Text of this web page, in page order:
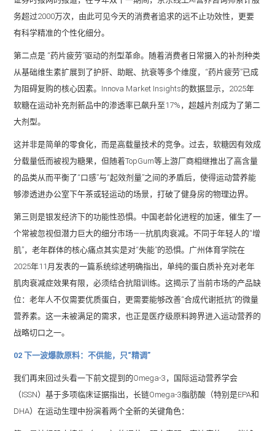
务超过2000万次，由此可见今天的消费者追求的远不止功效性，更要
有科学精准的个性化细分。
第二点是 “药片疲劳”驱动的剂型革命。随着消费者日常摄入的补剂种类
从基础维生素扩展到了护肝、助眠、抗衰等多个维度，“药片疲劳”已成
为阻碍复购的核心因素。Innova Market Insights的数据显示，2025年
软糖在运动补充剂新品中的渗透率已飙升至17%，超越片剂成为了第二
大剂型。
这并非是简单的零食化，而是高载量技术的竞争。过去，软糖因有效成
分载量低而被视为糖果，但随着TopGum等上游厂商相继推出了高含量
的品类从而平衡了“口感”与“起效剂量”之间的矛盾后，使得运动营养能
够渗透进办公室下午茶或轻运动的场景，打破了健身房的物理边界。
第三则是银发经济下的功能性恐惧。中国老龄化进程的加速，催生了一
个常被忽视但潜力巨大的细分市场——抗肌肉衰减。不同于年轻人的“增
肌”，老年群体的核心痛点其实是对“失能”的恐惧。广州体育学院在
2025年11月发表的一篇系统综述明确指出，单纯的蛋白质补充对老年
肌肉衰减症效果有限，必须结合抗阻训练。这揭示了当前市场的产品缺
位：老年人不仅需要优质蛋白，更需要能够改善“合成代谢抵抗”的微量
营养素。这一未被满足的需求，也正是医疗级原料跨界进入运动营养的
战略切口之一。
02 下一波爆款原料：不供能，只“精调”
我们再来回过头看一下前文提到的Omega-3，国际运动营养学会
（ISSN）基于多项临床证据指出，长链Omega-3脂肪酸（特别是EPA和
DHA）在运动生理中扮演着两个全新的关键角色：